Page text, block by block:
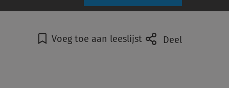
Voeg toe aan leeslijst Deel